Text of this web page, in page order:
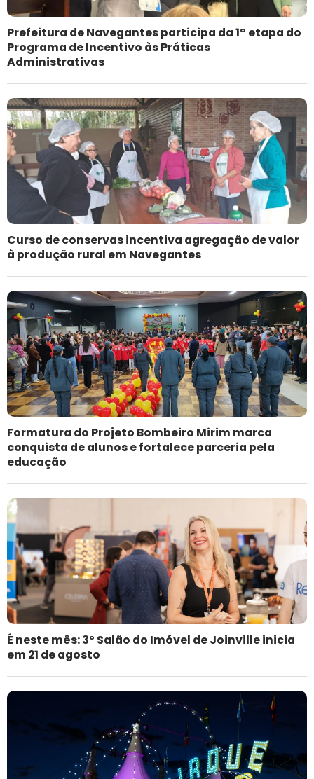
Prefeitura de Navegantes participa da 1ª etapa do
Programa de Incentivo às Práticas
Administrativas
Curso de conservas incentiva agregação de valor
à produção rural em Navegantes
Formatura do Projeto Bombeiro Mirim marca
conquista de alunos e fortalece parceria pela
educação
É neste mês: 3º Salão do Imóvel de Joinville inicia
em 21 de agosto